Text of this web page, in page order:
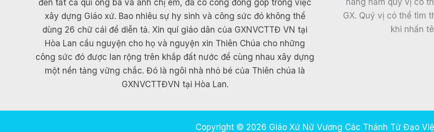
đến tất cả quí ông bà và anh chị em, đã có công đóng góp trong việc
xây dựng Giáo xứ. Bao nhiêu sự hy sinh và công sức đó không thể
dùng 26 chữ cái để diễn tả. Xin quí giáo dân của GXNVCTTĐ VN tại
Hòa Lan cầu nguyện cho họ và nguyện xin Thiên Chúa cho những
công sức đó được lan rộng trên khắp đất nước để cùng nhau xây dựng
một nền tảng vững chắc. Đó là ngôi nhà nhỏ bé của Thiên chúa là
GXNVCTTĐVN tại Hòa Lan.
GX. Quý vị có thể tìm
khi nhấn
Copyright © 2026 Giáo Xứ Nữ Vương Các Thánh Tử Đạo